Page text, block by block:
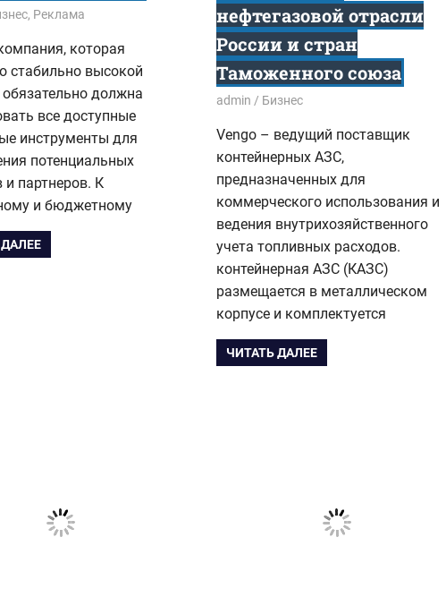
, Реклама
которая
стабильно высокой
должна
все доступные
инструменты для
потенциальных
и партнеров. К
и бюджетному
нефтегазовой отрасли
России и стран
Таможенного союза
03.01.2018
admin Бизнес
Vengo – ведущий поставщик
контейнерных АЗС,
предназначенных для
коммерческого использования и
ведения внутрихозяйственного
учета топливных расходов.
контейнерная АЗС (КАЗС)
размещается в металлическом
корпусе и комплектуется
ЧИТАТЬ ДАЛЕЕ